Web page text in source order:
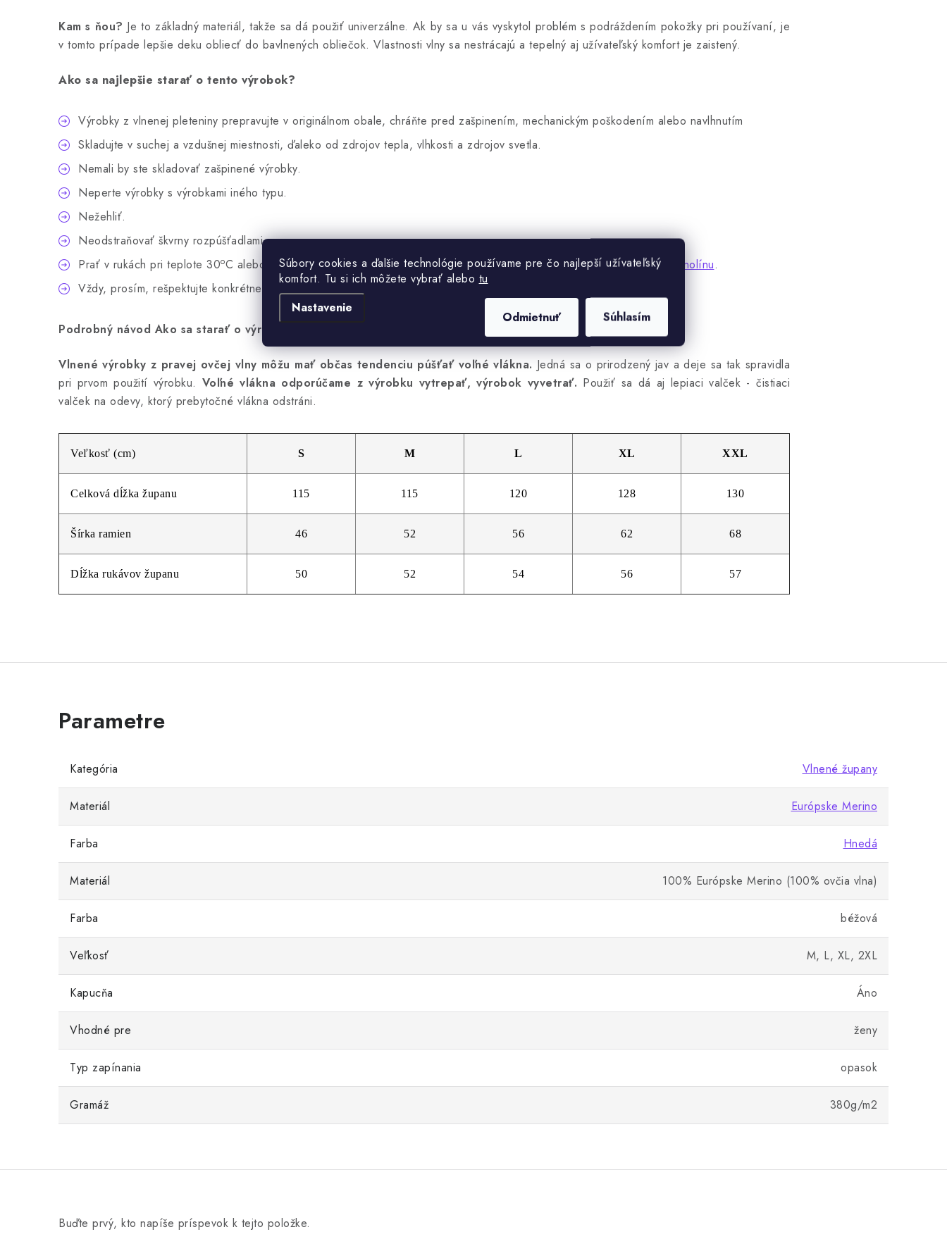
Súbory cookies a ďalšie technológie používame pre čo najlepší užívateľský
komfort. Tu si ich môžete vybrať alebo tu
Nastavenie
Odmietnuť Súhlasím
Kam s ňou? Je to základný materiál, takže sa dá použiť univerzálne. Ak by sa u vás vyskytol problém s podráždením pokožky pri používaní, je
v tomto prípade lepšie deku obliecť do bavlnených obliečok. Vlastnosti vlny sa nestrácajú a tepelný aj užívateľský komfort je zaistený.
Ako sa najlepšie starať o tento výrobok?
Výrobky z vlnenej pleteniny prepravujte v originálnom obale, chráňte pred zašpinením, mechanickým poškodením alebo navlhnutím
Skladujte v suchej a vzdušnej miestnosti, ďaleko od zdrojov tepla, vlhkosti a zdrojov svetla.
Nemali by ste skladovať zašpinené výrobky.
Neperte výrobky s výrobkami iného typu.
Nežehliť.
Neodstraňovať škvrny rozpúšťadlami.
Prať v rukách pri teplote 30oC alebo mechanicky (program na pranie vlny 30oC), za použitiaprostriedku s obsahom Lanolínu.
Vždy, prosím, rešpektujte konkrétne pracie symboly uvedené priamo na výrobku.
Podrobný návod Ako sa starať o výrobky z ovčej vlny nájdete
Vlnené výrobky z pravej ovčej vlny môžu mať občas tendenciu púšťať voľné vlákna. Jedná sa o prirodzený jav a deje sa tak spravidla
pri prvom použití výrobku. Voľné vlákna odporúčame z výrobku vytrepať, výrobok vyvetrať. Použiť sa dá aj lepiaci valček - čistiaci
valček na odevy, ktorý prebytočné vlákna odstráni.
Veľkosť (cm) S M L XL XXL
Celková dĺžka županu 115 115 120 128 130
Šírka ramien 46 52 56 62 68
Dĺžka rukávov županu 50 52 54 56 57
Kategória Vlnené župany
Materiál Európske Merino
Farba Hnedá
Materiál 100% Európske Merino (100% ovčia vlna)
Farba béžová
Veľkosť M, L, XL, 2XL
Kapucňa Áno
Vhodné pre ženy
Typ zapínania opasok
Gramáž 380g/m2
Buďte prvý, kto napíše príspevok k tejto položke.